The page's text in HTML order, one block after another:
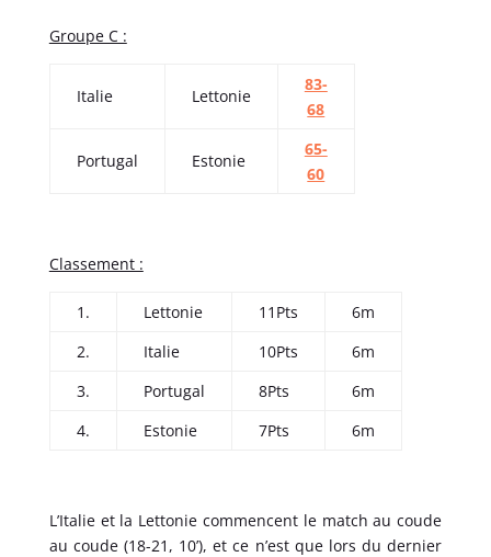
Groupe C :
Italie Lettonie
83-
68
Portugal Estonie
65-
60
Classement :
1. Lettonie 11Pts
6m
2.
Italie 10Pts
6m
3.
Portugal 8Pts
6m
4.
Estonie 7Pts 6m
L’Italie et la Lettonie commencent le match au coude
au coude (18-21, 10’), et ce n’est que lors du dernier